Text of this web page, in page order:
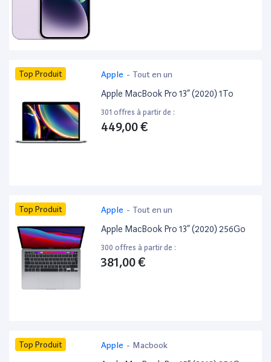
Top Produit Apple - Tout en un
Apple MacBook Pro 13” (2020) 1To
301 offres à partir de :
449,00 €
Top Produit Apple - Tout en un
Apple MacBook Pro 13” (2020) 256Go
300 offres à partir de :
381,00 €
Top Produit Apple - Macbook